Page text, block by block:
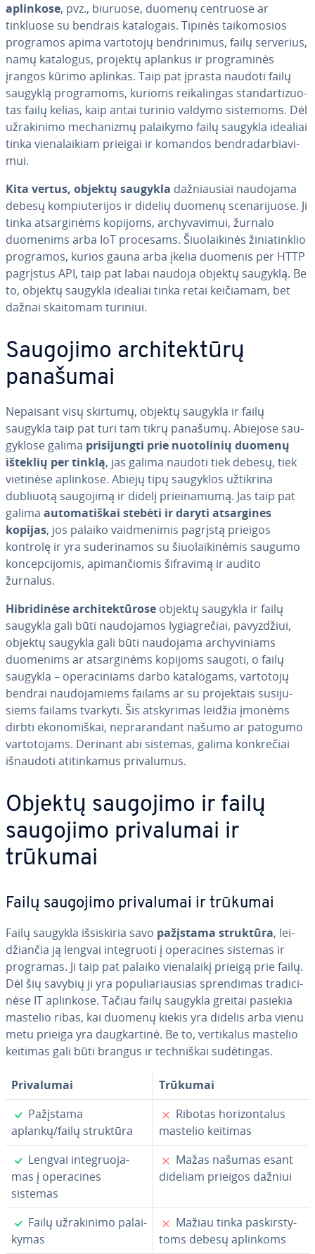
aplinkose, pvz., biuruose, duomenų centruose ar
tinkluose su bendrais ka­ta­lo­gais. Tipinės tai­ko­mo­sios
programos apima vartotojų bend­ri­ni­mus, failų serverius,
namų katalogus, projektų aplankus ir prog­ra­mi­nės
įrangos kūrimo aplinkas. Taip pat įprasta naudoti failų
saugyklą prog­ra­moms, kurioms rei­ka­lin­gas stan­dar­ti­zuo­
tas failų kelias, kaip antai turinio valdymo sistemoms. Dėl
už­ra­ki­ni­mo me­cha­niz­mų palaikymo failų saugykla idealiai
tinka vie­na­lai­kiam prieigai ir komandos bend­ra­dar­bia­vi­
mui.
Kita vertus, objektų saugykla daž­niau­siai naudojama
debesų kom­piu­te­ri­jos ir didelių duomenų sce­na­ri­juo­se. Ji
tinka at­sar­gi­nėms kopijoms, ar­chy­va­vi­mui, žurnalo
duomenims arba IoT procesams. Šiuo­lai­ki­nės ži­nia­tink­lio
programos, kurios gauna arba įkelia duomenis per HTTP
pagrįstus API, taip pat labai naudoja objektų saugyklą. Be
to, objektų saugykla idealiai tinka retai keičiamam, bet
dažnai skaitomam turiniui.
Saugojimo ar­chi­tek­tū­rų
panašumai
Nepaisant visų skirtumų, objektų saugykla ir failų
saugykla taip pat turi tam tikrų panašumų. Abiejose sau­
gyk­lo­se galima pri­si­jung­ti prie nuo­to­li­nių duomenų
išteklių per tinklą, jas galima naudoti tiek debesų, tiek
vietinėse aplinkose. Abiejų tipų saugyklos užtikrina
dubliuotą saugojimą ir didelį pri­ei­na­mu­mą. Jas taip pat
galima au­to­ma­tiš­kai stebėti ir daryti at­sar­gi­nes
kopijas, jos palaiko vaid­me­ni­mis pagrįstą prieigos
kontrolę ir yra su­de­ri­na­mos su šiuo­lai­ki­nė­mis saugumo
kon­cep­ci­jo­mis, ap­iman­čio­mis šifravimą ir audito
žurnalus.
Hib­ri­di­nė­se ar­chi­tek­tū­ro­se objektų saugykla ir failų
saugykla gali būti nau­do­ja­mos ly­gia­gre­čiai, pa­vyz­džiui,
objektų saugykla gali būti naudojama ar­chy­vi­niams
duomenims ar at­sar­gi­nėms kopijoms saugoti, o failų
saugykla – ope­ra­ci­niams darbo ka­ta­lo­gams, vartotojų
bendrai nau­do­ja­miems failams ar su pro­jek­tais su­si­ju­
siems failams tvarkyti. Šis at­sky­ri­mas leidžia įmonėms
dirbti eko­no­miš­kai, ne­pra­ran­dant našumo ar patogumo
var­to­to­jams. Derinant abi sistemas, galima konk­re­čiai
išnaudoti ati­tin­ka­mus pri­va­lu­mus.
Objektų saugojimo ir failų
saugojimo pri­va­lu­mai ir
trūkumai
Failų saugojimo pri­va­lu­mai ir trūkumai
Failų saugykla iš­si­ski­ria savo pažįstama struktūra, lei­
džian­čia ją lengvai in­te­gruo­ti į ope­ra­ci­nes sistemas ir
programas. Ji taip pat palaiko vie­na­lai­kį prieigą prie failų.
Dėl šių savybių ji yra po­pu­lia­riau­sias spren­di­mas tra­di­ci­
nė­se IT aplinkose. Tačiau failų saugykla greitai pasiekia
mastelio ribas, kai duomenų kiekis yra didelis arba vienu
metu prieiga yra daug­kar­ti­nė. Be to, ver­ti­ka­lus mastelio
keitimas gali būti brangus ir tech­niš­kai su­dė­tin­gas.
Pri­va­lu­mai
Trūkumai
✓
Pažįstama
aplankų/failų struktūra
✗
Ribotas ho­ri­zon­ta­lus
mastelio keitimas
✓Lengvai in­te­gruo­ja­
mas į ope­ra­ci­nes
sistemas
✗
Mažas našumas esant
dideliam prieigos dažniui
✓
Failų už­ra­ki­ni­mo pa­lai­
ky­mas
✗
Mažiau tinka pa­skirs­ty­
toms debesų aplinkoms